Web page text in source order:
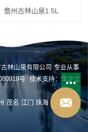
儋州古林山泉1.5L
林山泉有限公司 专业从事
号技术支持：华企立
茂名 江门 珠海 揭阳 肇庆